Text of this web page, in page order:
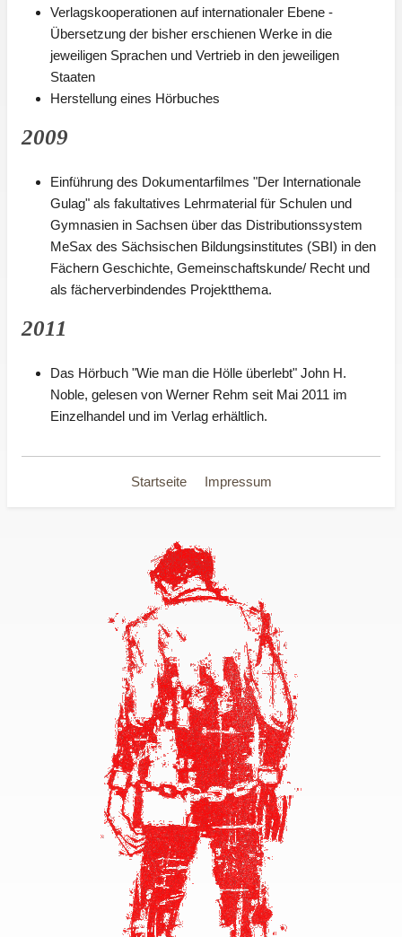
Verlagskooperationen auf internationaler Ebene -
Übersetzung der bisher erschienen Werke in die
jeweiligen Sprachen und Vertrieb in den jeweiligen
Staaten
Herstellung eines Hörbuches
2009
Einführung des Dokumentarfilmes "Der Internationale
Gulag" als fakultatives Lehrmaterial für Schulen und
Gymnasien in Sachsen über das Distributionssystem
MeSax des Sächsischen Bildungsinstitutes (SBI) in den
Fächern Geschichte, Gemeinschaftskunde/ Recht und
als fächerverbindendes Projektthema.
2011
Das Hörbuch "Wie man die Hölle überlebt" John H.
Noble, gelesen von Werner Rehm seit Mai 2011 im
Einzelhandel und im Verlag erhältlich.
Startseite Impressum